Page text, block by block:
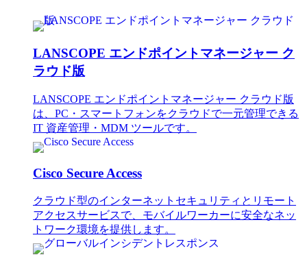
LANSCOPE エンドポイントマネージャー ク
ラウド版
LANSCOPE エンドポイントマネージャー クラウド版
は、PC・スマートフォンをクラウドで一元管理できる
IT 資産管理・MDM ツールです。
Cisco Secure Access
クラウド型のインターネットセキュリティとリモート
アクセスサービスで、モバイルワーカーに安全なネッ
トワーク環境を提供します。